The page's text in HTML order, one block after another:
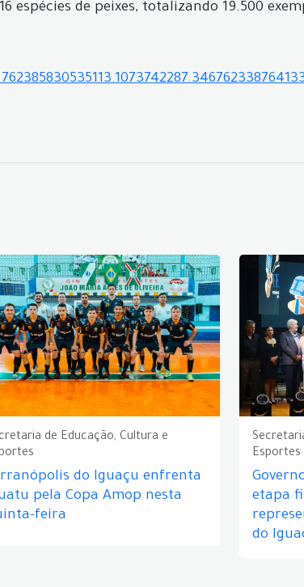
espécies de peixes, totalizando 19.500
de Educação, Cultura e
do Iguaçu enfrenta
pela Copa Amop nesta
feira
Esportes
etapa
do